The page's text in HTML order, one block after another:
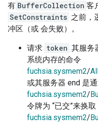
有 BufferCollection 客
SetConstraints 之前，
冲区（或 会失败）。
请求 token 其服务
系统内存的命令
fuchsia.sysmem2/
或其服务器 end 是
fuchsia.sysmem2/
令牌为 “已交”来换取
fuchsia.sysmem2/